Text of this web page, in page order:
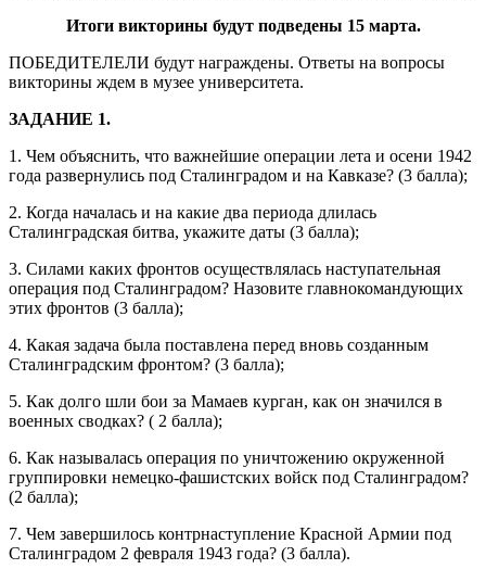
Итоги викторины будут подведены 15 марта.
ПОБЕДИТЕЛЕЛИ будут награждены. Ответы на вопросы
викторины ждем в музее университета.
ЗАДАНИЕ 1.
1. Чем объяснить, что важнейшие операции лета и осени 1942
года развернулись под Сталинградом и на Кавказе? (3 балла);
2. Когда началась и на какие два периода длилась
Сталинградская битва, укажите даты (3 балла);
3. Силами каких фронтов осуществлялась наступательная
операция под Сталинградом? Назовите главнокомандующих
этих фронтов (3 балла);
4. Какая задача была поставлена перед вновь созданным
Сталинградским фронтом? (3 балла);
5. Как долго шли бои за Мамаев курган, как он значился в
военных сводках? ( 2 балла);
6. Как называлась операция по уничтожению окруженной
группировки немецко-фашистских войск под Сталинградом?
(2 балла);
7. Чем завершилось контрнаступление Красной Армии под
Сталинградом 2 февраля 1943 года? (3 балла).